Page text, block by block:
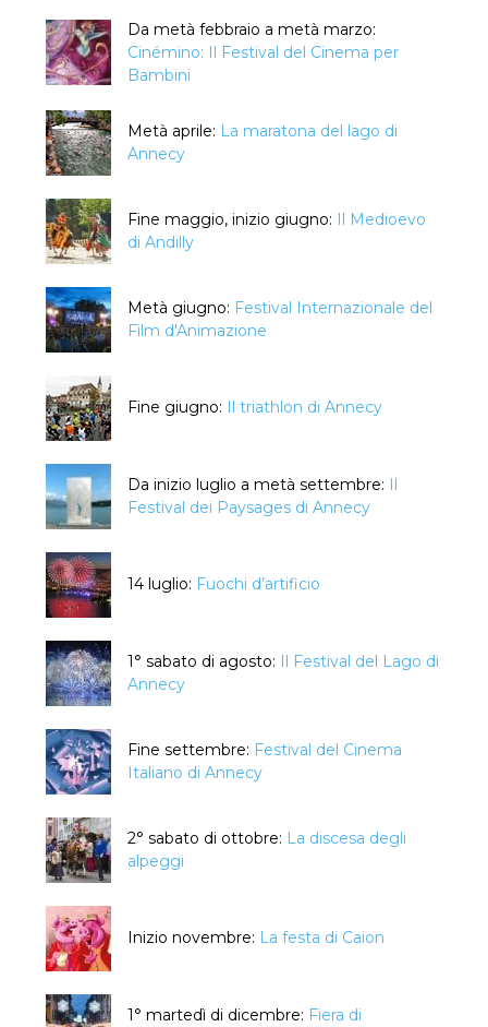
Da metà febbraio a metà marzo:
Cinémino: Il Festival del Cinema per
Bambini
Metà aprile: La maratona del lago di
Annecy
Fine maggio, inizio giugno: Il Medioevo
di Andilly
Metà giugno: Festival Internazionale del
Film d'Animazione
Fine giugno: Il triathlon di Annecy
Da inizio luglio a metà settembre: Il
Festival dei Paysages di Annecy
14 luglio: Fuochi d’artificio
1° sabato di agosto: Il Festival del Lago di
Annecy
Fine settembre: Festival del Cinema
Italiano di Annecy
2° sabato di ottobre: La discesa degli
alpeggi
Inizio novembre: La festa di Caion
1° martedì di dicembre: Fiera di